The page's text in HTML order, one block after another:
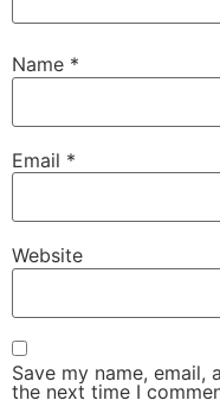
Name *
Email *
Website
Save my name,
the next time I